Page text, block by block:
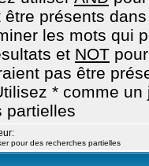
être présents
les mots qui
et NOT
pas être
* comme un
partielles
pour des recherches partielles